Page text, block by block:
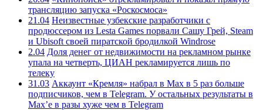
трансляцию запуска «Роскосмоса»
21.04 Неизвестные узбекские разработчики с
продюссером из Lesta Games порвали Сашу Грей, Steam
и Ubisoft своей пиратской бродилкой Windrose
2.04 Доля денег от недвижимости на рекламном рынке
упала на четверть, ЦИАН рекламируется лишь по
телеку
31.03 Аккаунт «Кремля» набрал в Max в 5 раз больше
подписчиков, чем в Telegram. У остальных результаты в
Max’е в разы хуже чем в Telegram